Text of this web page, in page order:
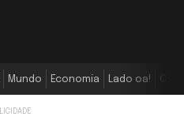
Mundo Economia Lado oa!